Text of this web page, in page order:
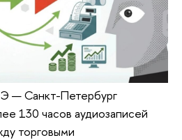
— Санкт-Петербург
130 часов аудиозаписей
торговыми